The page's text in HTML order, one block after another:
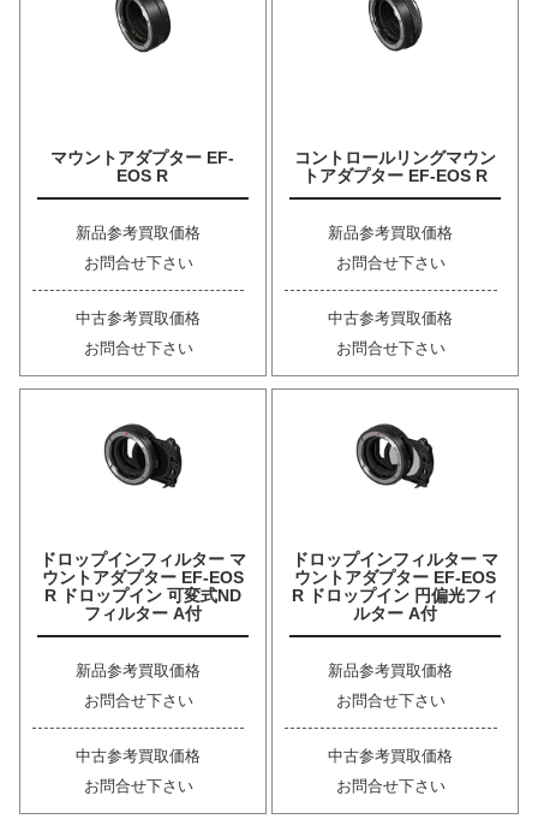
マウントアダプター EF-
EOS R
新品参考買取価格
お問合せ下さい
中古参考買取価格
お問合せ下さい
コントロールリングマウン
トアダプター EF-EOS R
新品参考買取価格
お問合せ下さい
中古参考買取価格
お問合せ下さい
ドロップインフィルター マ
ウントアダプター EF-EOS
R ドロップイン 可変式ND
フィルター A付
新品参考買取価格
お問合せ下さい
中古参考買取価格
お問合せ下さい
ドロップインフィルター マ
ウントアダプター EF-EOS
R ドロップイン 円偏光フィ
ルター A付
新品参考買取価格
お問合せ下さい
中古参考買取価格
お問合せ下さい